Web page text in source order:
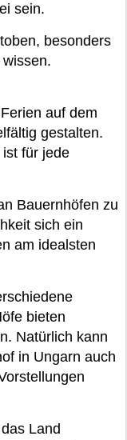
sein.
besonders
auf dem
gestalten.
für jede
Bauernhöfen zu
sich ein
am idealsten
bieten
Natürlich kann
in Ungarn auch
Land